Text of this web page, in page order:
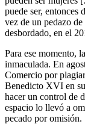
puede ser, entonces
vez de un pedazo
desbordado, en el
Para ese momento,
inmaculada. En
Comercio por
Benedicto XVI en
hacer un control de
espacio lo llevó a
pecado por omisión.